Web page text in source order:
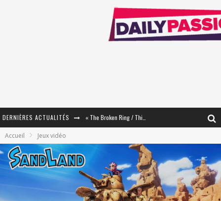
DERNIÈRES ACTUALITÉS
« Le Béton et le Bambou / Propositions pour Mayotte et le Monde. » - Améliorations !
Star Fox
PsyRiver 2026 : la magie revient sur les rives de l’Aar
Accueil Jeux vidéo